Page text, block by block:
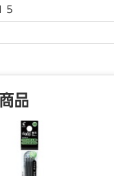
５
品